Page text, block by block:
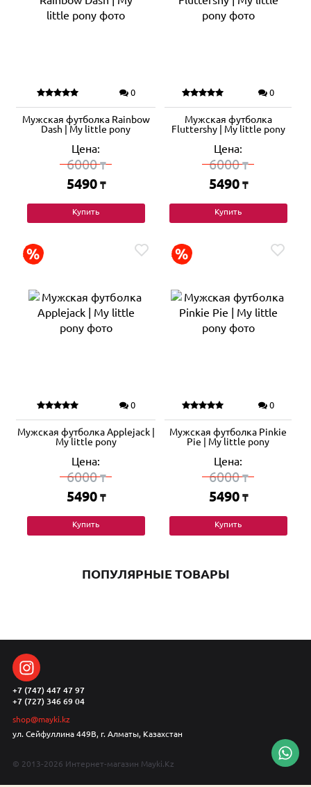
0
Мужская футболка Rainbow
Dash | My little pony
Цена:
6000₸
5490 ₸
Купить
0
Мужская футболка
Fluttershy | My little pony
Цена:
6000₸
5490 ₸
Купить
0
Мужская футболка Applejack |
My little pony
Цена:
6000₸
5490 ₸
Купить
0
Мужская футболка Pinkie
Pie | My little pony
Цена:
6000₸
5490 ₸
Купить
ПОПУЛЯРНЫЕ ТОВАРЫ
+7 (747) 447 47 97
+7 (727) 346 69 04
shop@mayki.kz
ул. Сейфуллина 449В, г. Алматы, Казахстан
© 2013-2026 Интернет-магазин Mayki.Kz